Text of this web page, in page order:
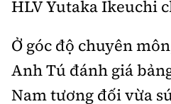
HLV Yutaka Ikeuchi
Ở góc độ chuyên
Anh Tú đánh giá
Nam tương đối vừa